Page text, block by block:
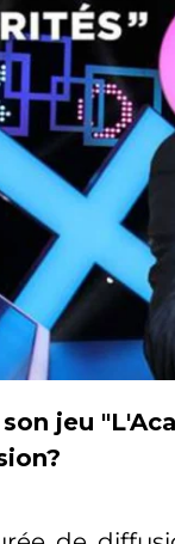
jeu